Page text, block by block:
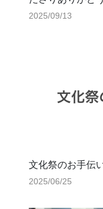
2025/09/13
文化祭のお手伝
2025/06/25